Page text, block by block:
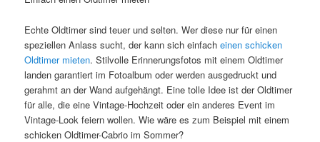
Echte Oldtimer sind teuer und selten. Wer diese nur für einen
speziellen Anlass sucht, der kann sich einfacheinen schicken
Oldtimer mieten. Stilvolle Erinnerungsfotos mit einem Oldtimer
landen garantiert im Fotoalbum oder werden ausgedruckt und
gerahmt an der Wand aufgehängt. Eine tolle Idee ist der Oldtimer
für alle, die eine Vintage-Hochzeit oder ein anderes Event im
Vintage-Look feiern wollen. Wie wäre es zum Beispiel mit einem
schicken Oldtimer-Cabrio im Sommer?